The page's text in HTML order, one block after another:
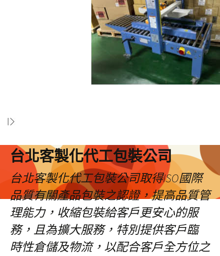
台北客製化代工包裝公司
台北客製化代工包裝公司取得ISO國際
品質有關產品包裝之認證，提高品質管
理能力，收縮包裝給客戶更安心的服
務，且為擴大服務，特別提供客戶臨
時性倉儲及物流，以配合客戶全方位之